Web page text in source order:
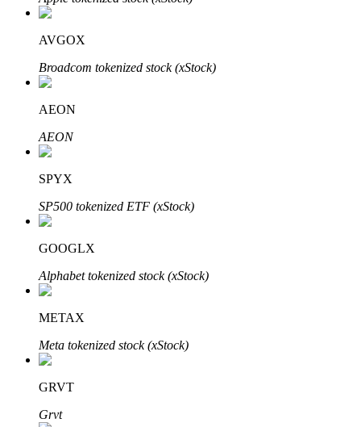
الاستثمار التلقائي
احصل على أرباح طويلة الأجل وفوائد مرنة
تعرف على كيفية كسب الدخل السلبي
Bitrue
AVGOX
Broadcom tokenized stock (xStock)
AEON
AEON
SPYX
SP500 tokenized ETF (xStock)
GOOGLX
Alphabet tokenized stock (xStock)
METAX
Meta tokenized stock (xStock)
GRVT
Grvt